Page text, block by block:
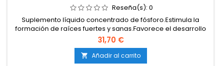
Reseña(s): 0
Suplemento líquido concentrado de fósforo.Estimula la
formación de raíces fuertes y sanas.Favorece el desarrollo
de flores grandes y densas.Asegura una mejor transferencia
de energía en la planta.Apto para cultivos en tierra, coco e
hidroponía.
31,70 €
 Añadir al carrito